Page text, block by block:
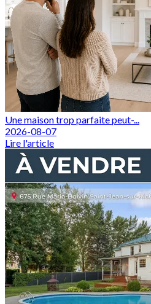
Une maison trop parfaite peut-...
2026-08-07
Lire l'article